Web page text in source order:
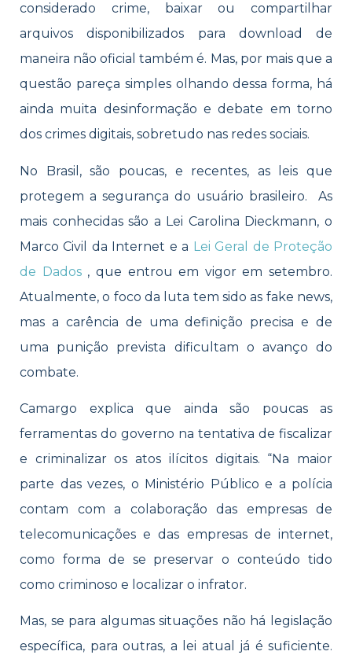
considerado crime, baixar ou compartilhar
arquivos disponibilizados para download de
maneira não oficial também é. Mas, por mais que a
questão pareça simples olhando dessa forma, há
ainda muita desinformação e debate em torno
dos crimes digitais, sobretudo nas redes sociais.
No Brasil, são poucas, e recentes, as leis que
protegem a segurança do usuário brasileiro. As
mais conhecidas são a Lei Carolina Dieckmann, o
Marco Civil da Internet e a Lei Geral de Proteção
de Dados, que entrou em vigor em setembro.
Atualmente, o foco da luta tem sido as fake news,
mas a carência de uma definição precisa e de
uma punição prevista dificultam o avanço do
combate.
Camargo explica que ainda são poucas as
ferramentas do governo na tentativa de fiscalizar
e criminalizar os atos ilícitos digitais. “Na maior
parte das vezes, o Ministério Público e a polícia
contam com a colaboração das empresas de
telecomunicações e das empresas de internet,
como forma de se preservar o conteúdo tido
como criminoso e localizar o infrator.
Mas, se para algumas situações não há legislação
específica, para outras, a lei atual já é suficiente.